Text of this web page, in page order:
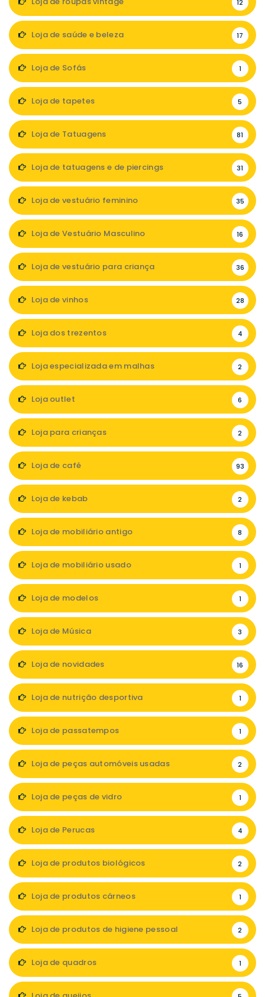
12
Loja de saúde e beleza 17
Loja de Sofás 1
Loja de tapetes 5
Loja de Tatuagens 81
Loja de tatuagens e de piercings 31
Loja de vestuário feminino 35
Loja de Vestuário Masculino 16
Loja de vestuário para criança 36
Loja de vinhos 28
Loja dos trezentos 4
Loja especializada em malhas 2
Loja outlet 6
Loja para crianças 2
Loja de café 93
Loja de kebab 2
Loja de mobiliário antigo 8
Loja de mobiliário usado 1
Loja de modelos 1
Loja de Música 3
Loja de novidades 16
Loja de nutrição desportiva 1
Loja de passatempos 1
Loja de peças automóveis usadas 2
Loja de peças de vidro 1
Loja de Perucas 4
Loja de produtos biológicos 2
Loja de produtos cárneos 1
Loja de produtos de higiene pessoal 2
Loja de quadros 1